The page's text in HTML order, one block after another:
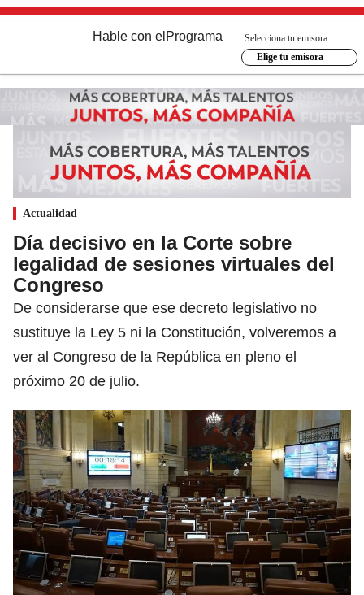
Hable con el Programa
Selecciona tu emisora
Elige tu emisora
Actualidad
Día decisivo en la Corte sobre
legalidad de sesiones virtuales del
Congreso
De considerarse que ese decreto legislativo no
sustituye la Ley 5 ni la Constitución, volveremos a
ver al Congreso de la República en pleno el
próximo 20 de julio.